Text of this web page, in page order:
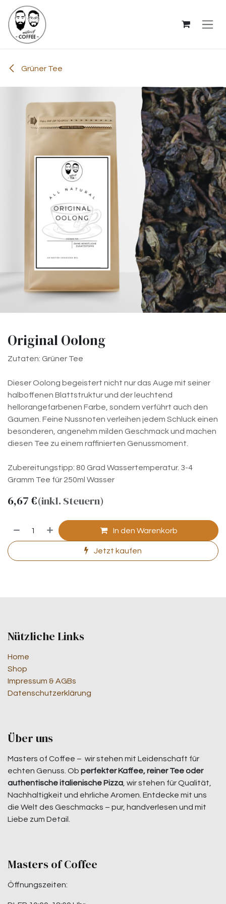
Zum Inhalt springen
Grüner Tee
Original Oolong
Zutaten: Grüner Tee
Dieser Oolong begeistert nicht nur das Auge mit seiner
halboffenen Blattstruktur und der leuchtend
hellorangefarbenen Farbe, sondern verführt auch den
Gaumen. Feine Nussnoten verleihen jedem Schluck einen
besonderen, angenehm milden Geschmack und machen
diesen Tee zu einem raffinierten Genussmoment.
Zubereitungstipp: 80 Grad Wassertemperatur. 3-4
Gramm Tee für 250ml Wasser
6,67 €(inkl. Steuern)
In den Warenkorb
Jetzt kaufen
Nützliche Links
Home
Shop
Impressum & AGBs
Datenschutzerklärung
Über uns
Masters of Coffee – wir stehen mit Leidenschaft für
echten Genuss. Ob perfekter Kaffee, reiner Tee oder
authentische italienische Pizza , wir stehen für Qualität,
Nachhaltigkeit und ehrliche Aromen. Entdecke mit uns
die Welt des Geschmacks – pur, handverlesen und mit
Liebe zum Detail.
Masters of Coffee
Öffnungszeiten: